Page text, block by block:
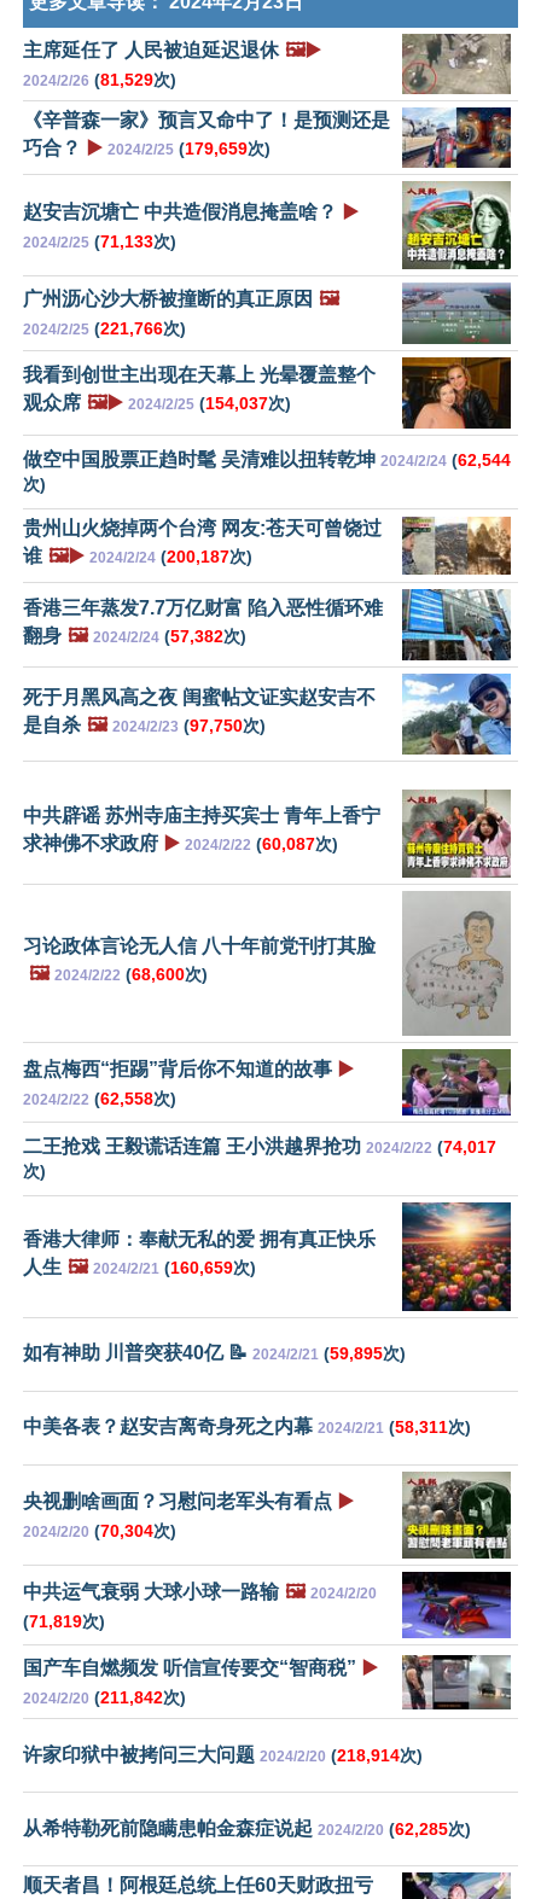
主席延任了 人民被迫延迟退休 🖼️▶️
2024/2/26 (81,529次)
《辛普森一家》预言又命中了！是预测还是
巧合？
▶️ 2024/2/25 (179,659次)
赵安吉沉塘亡 中共造假消息掩盖啥？ ▶️
2024/2/25 (71,133次)
广州沥心沙大桥被撞断的真正原因 🖼️
2024/2/25 (221,766次)
我看到创世主出现在天幕上 光晕覆盖整个
观众席 🖼️▶️ 2024/2/25 (154,037次)
做空中国股票正趋时髦 吴清难以扭转乾坤 2024/2/24 (62,544
次)
贵州山火烧掉两个台湾 网友:苍天可曾饶过
谁 🖼️▶️ 2024/2/24 (200,187次)
香港三年蒸发7.7万亿财富 陷入恶性循环难
翻身 🖼️ 2024/2/24 (57,382次)
死于月黑风高之夜 闺蜜帖文证实赵安吉不
是自杀 🖼️ 2024/2/23 (97,750次)
中共辟谣 苏州寺庙主持买宾士 青年上香宁
求神佛不求政府 ▶️ 2024/2/22 (60,087次)
习论政体言论无人信 八十年前党刊打其脸
🖼️ 2024/2/22 (68,600次)
盘点梅西“拒踢”背后你不知道的故事 ▶️
2024/2/22 (62,558次)
二王抢戏 王毅谎话连篇 王小洪越界抢功 2024/2/22 (74,017
次)
香港大律师：奉献无私的爱 拥有真正快乐
人生 🖼️ 2024/2/21 (160,659次)
如有神助 川普突获40亿 📝 2024/2/21 (59,895次)
中美各表？赵安吉离奇身死之内幕 2024/2/21 (58,311次)
央视删啥画面？习慰问老军头有看点 ▶️
2024/2/20 (70,304次)
中共运气衰弱 大球小球一路输 🖼️ 2024/2/20
(71,819次)
国产车自燃频发 听信宣传要交“智商税” ▶️
2024/2/20 (211,842次)
许家印狱中被拷问三大问题 2024/2/20 (218,914次)
从希特勒死前隐瞒患帕金森症说起 2024/2/20 (62,285次)
顺天者昌！阿根廷总统上任60天财政扭亏